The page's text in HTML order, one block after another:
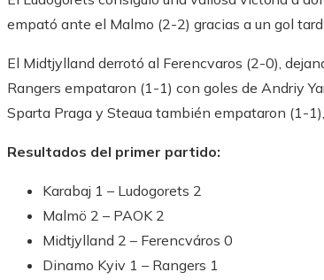
empató ante el Malmo (2-2) gracias a un gol
El Midtjylland derrotó al Ferencvaros (2-0),
Rangers empataron (1-1) con goles de Andriy
Sparta Praga y Steaua también empataron (1-
Resultados del primer partido:
Karabaj 1 – Ludogorets 2
Malmö 2 – PAOK 2
Midtjylland 2 – Ferencváros 0
Dinamo Kyiv 1 – Rangers 1